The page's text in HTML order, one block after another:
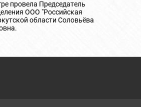
провела Председатель
ООО "Российская
области Соловьёва